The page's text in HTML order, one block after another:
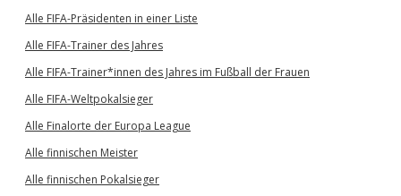
Alle FIFA-Präsidenten in einer Liste
Alle FIFA-Trainer des Jahres
Alle FIFA-Trainer*innen des Jahres im Fußball der Frauen
Alle FIFA-Weltpokalsieger
Alle Finalorte der Europa League
Alle finnischen Meister
Alle finnischen Pokalsieger